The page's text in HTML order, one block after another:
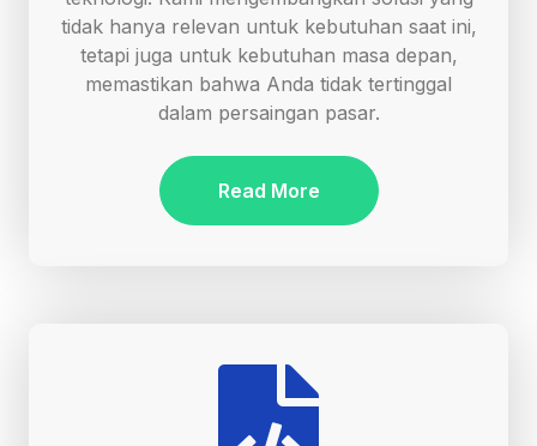
tidak hanya relevan untuk kebutuhan saat ini,
tetapi juga untuk kebutuhan masa depan,
memastikan bahwa Anda tidak tertinggal
dalam persaingan pasar.
Read More